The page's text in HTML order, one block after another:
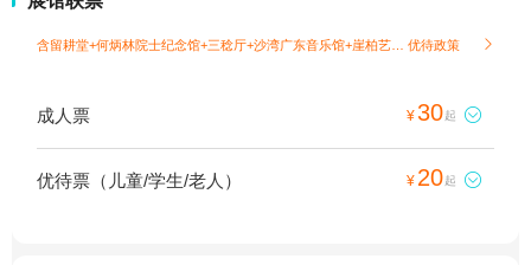
优待政策 
成人票 ¥30起 
优待票（儿童/学生/老人） ¥ 20起 